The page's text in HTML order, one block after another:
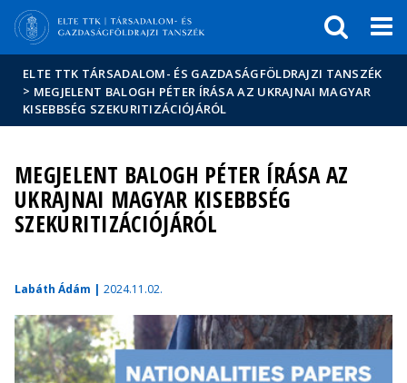
Hírek
Események
ELTE a
sajtóban
ELTE TTK TÁRSADALOM- ÉS GAZDASÁGFÖLDRAJZI TANSZÉK
> MEGJELENT BALOGH PÉTER ÍRÁSA AZ UKRAJNAI MAGYAR
KISEBBSÉG SZEKURITIZÁCIÓJÁRÓL
MEGJELENT BALOGH PÉTER ÍRÁSA AZ
UKRAJNAI MAGYAR KISEBBSÉG
SZEKURITIZÁCIÓJÁRÓL
Labáth Ádám | 2024.11.02.